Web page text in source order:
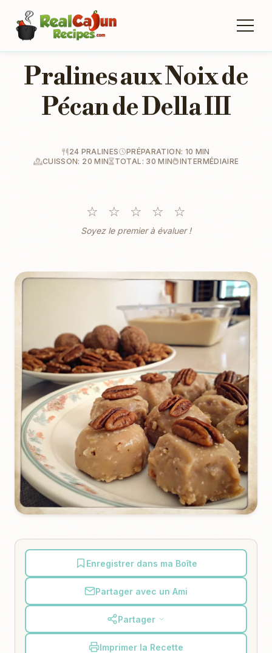
Pralines aux Noix de
Pécan de Della III
24 PRALINES
PRÉPARATION: 10 MIN
CUISSON: 20 MIN
TOTAL: 30 MIN INTERMÉDIAIRE
☆ ☆ ☆ ☆ ☆
Soyez le premier à évaluer !
Enregistrer dans ma Boîte
Partager avec un Ami
Partager
Imprimer la Recette